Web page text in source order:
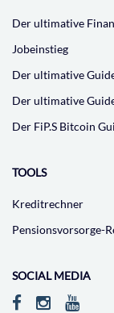
Der ultimative
Jobeinstieg
Der ultimative
Der ultimative
Der FiP.S Bitcoin
TOOLS
Kreditrechner
Pensionsvorsorge-
SOCIAL MEDIA